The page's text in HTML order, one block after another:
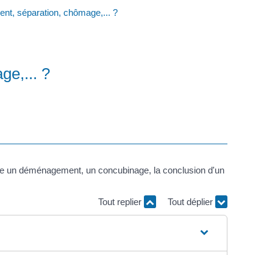
séparation, chômage,... ?
?
déménagement, un concubinage, la conclusion d'un
Tout replier
Tout déplier